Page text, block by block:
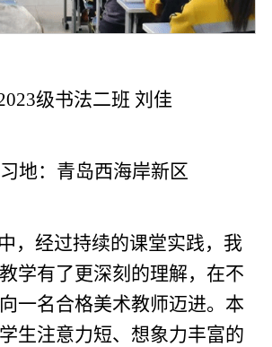
级书法二班 刘佳
地：青岛西海岸新区
，经过持续的课堂实践，我
学有了更深刻的理解，在不
一名合格美术教师迈进。本
生注意力短、想象力丰富的